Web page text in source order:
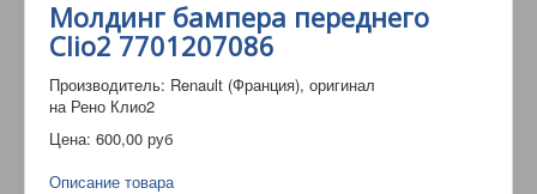
Молдинг бампера переднего
Clio2 7701207086
Производитель: Renault (Франция), оригинал
на Рено Клио2
Цена: 600,00 руб
Описание товара